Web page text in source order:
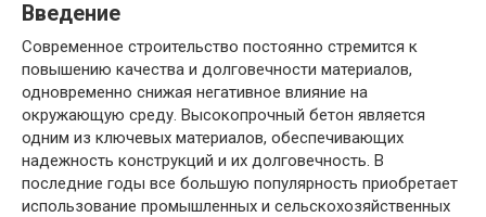
Введение
Современное строительство постоянно стремится к
повышению качества и долговечности материалов,
одновременно снижая негативное влияние на
окружающую среду. Высокопрочный бетон является
одним из ключевых материалов, обеспечивающих
надежность конструкций и их долговечность. В
последние годы все большую популярность приобретает
использование промышленных и сельскохозяйственных